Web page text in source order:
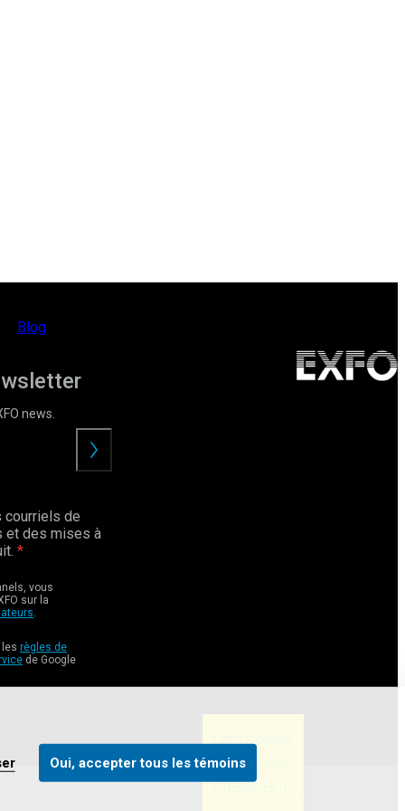
Oui, accepter tous les témoins
Blog
news.
courriels de
et des mises à
vous
sur la
.
les règles de
de Google